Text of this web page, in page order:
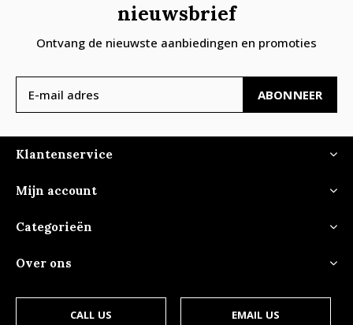
nieuwsbrief
Ontvang de nieuwste aanbiedingen en promoties
ABONNEER
Klantenservice
Mijn account
Categorieën
Over ons
CALL US EMAIL US